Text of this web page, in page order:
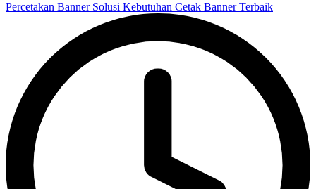
Percetakan Banner Solusi Kebutuhan Cetak Banner Terbaik